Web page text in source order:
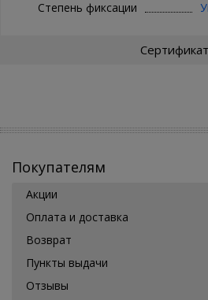
Степень фиксации
Покупателям
Акции
Оплата и доставка
Возврат
Пункты выдачи
Отзывы